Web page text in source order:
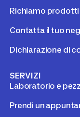
Richiamo prodotti
Contatta il tuo
Dichiarazione di
SERVIZI
Laboratorio e
Prendi un